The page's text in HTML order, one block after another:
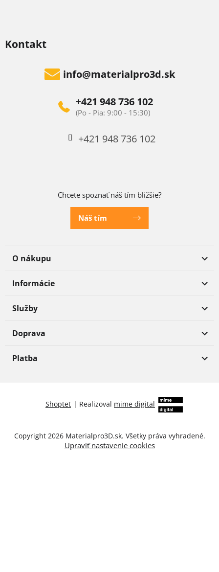
Kontakt
info@materialpro3d.sk
+421 948 736 102
+421 948 736 102
Chcete spoznať náš tím bližšie?
Náš tím
O nákupu
Informácie
Služby
Doprava
Platba
Shoptet | Realizoval mime digital
Copyright 2026 Materialpro3D.sk. Všetky práva vyhradené.
Upraviť nastavenie cookies